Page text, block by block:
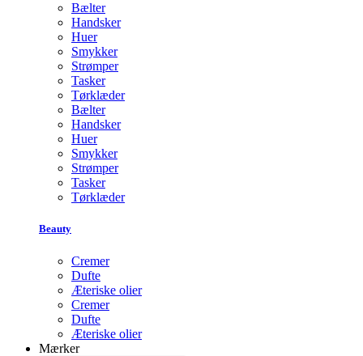
Bælter
Handsker
Huer
Smykker
Strømper
Tasker
Tørklæder
Bælter
Handsker
Huer
Smykker
Strømper
Tasker
Tørklæder
Beauty
Cremer
Dufte
Æteriske olier
Cremer
Dufte
Æteriske olier
Mærker